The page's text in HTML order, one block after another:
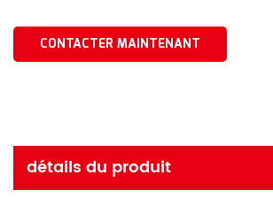
CONTACTER MAINTENANT
détails du produit